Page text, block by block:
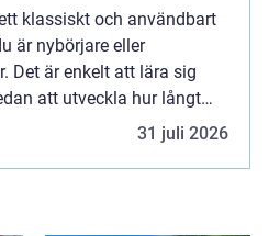
klassiskt och användbart
är nybörjare eller
Det är enkelt att lära sig
att utveckla hur långt
31 juli 2026